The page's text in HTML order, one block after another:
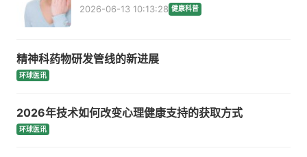
2026-06-13 10:13:28 健康科普
精神科药物研发管线的新进展
环球医讯
2026年技术如何改变心理健康支持的获取方式
环球医讯